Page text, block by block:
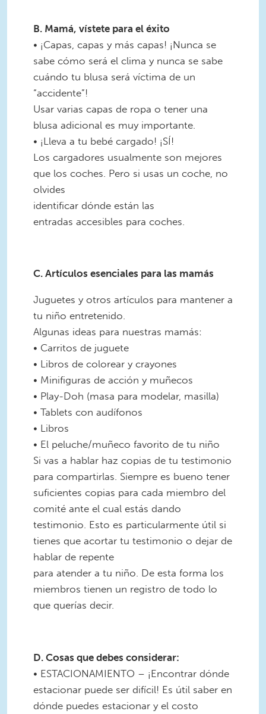
B. Mamá, vístete para el éxito
• ¡Capas, capas y más capas! ¡Nunca se
sabe cómo será el clima y nunca se sabe
cuándo tu blusa será víctima de un
“accidente”!
Usar varias capas de ropa o tener una
blusa adicional es muy importante.
• ¡Lleva a tu bebé cargado! ¡SÍ!
Los cargadores usualmente son mejores
que los coches. Pero si usas un coche, no
olvides
identificar dónde están las
entradas accesibles para coches.
C. Artículos esenciales para las mamás
Juguetes y otros artículos para mantener a
tu niño entretenido.
Algunas ideas para nuestras mamás:
• Carritos de juguete
• Libros de colorear y crayones
• Minifiguras de acción y muñecos
• Play-Doh (masa para modelar, masilla)
• Tablets con audífonos
• Libros
• El peluche/muñeco favorito de tu niño
Si vas a hablar haz copias de tu testimonio
para compartirlas. Siempre es bueno tener
suficientes copias para cada miembro del
comité ante el cual estás dando
testimonio. Esto es particularmente útil si
tienes que acortar tu testimonio o dejar de
hablar de repente
para atender a tu niño. De esta forma los
miembros tienen un registro de todo lo
que querías decir.
D. Cosas que debes considerar:
• ESTACIONAMIENTO – ¡Encontrar dónde
estacionar puede ser difícil! Es útil saber en
dónde puedes estacionar y el costo